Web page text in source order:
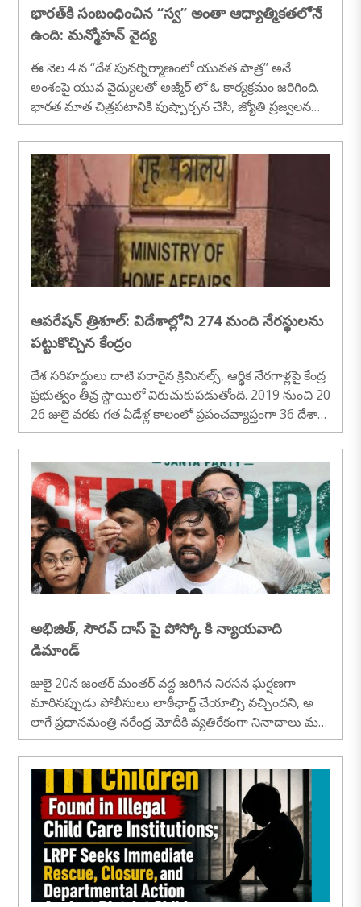
భారత్‌కి సంబంధించిన ‘‘స్వ’’ అంతా ఆధ్యాత్మికతలోనే
ఉంది: మన్మోహన్ వైద్య
ఈ నెల 4 న ‘‘దేశ పునర్నిర్మాణంలో యువత పాత్ర’’ అనే
అంశంపై యువ వైద్యులతో అజ్మీర్ లో ఓ కార్యక్రమం జరిగింది.
భారత మాత చిత్రపటానికి పుష్పార్చన చేసి, జ్యోతి ప్రజ్వలనతో
కార్యక్రమం ప్రారంభమైంది...
ఆపరేషన్ త్రిశూల్: విదేశాల్లోని 274 మంది నేరస్థులను
పట్టుకొచ్చిన కేంద్రం
దేశ సరిహద్దులు దాటి పరారైన క్రిమినల్స్, ఆర్థిక నేరగాళ్లపై కేంద్ర
ప్రభుత్వం తీవ్ర స్థాయిలో విరుచుకుపడుతోంది. 2019 నుంచి 20
26 జులై వరకు గత ఏడేళ్ల కాలంలో ప్రపంచవ్యాప్తంగా 36 దేశాల
నుంచి ఏకంగా 274 మంది పరారీలో ఉన్న నిందితులను భార
త్‌కు రప్పించినట్లు కేంద్ర హోం మంత్రిత్వ శాఖ (MHA) మంగళ
వారం ఒక ప్రకటనలో వెల్లడించింది. ఈ జాబితాలో ఉగ్రవాదులు,
గ్యాంగ్‌స్టర్లు, డ్రగ్ స్మగ్లర్లు, హత్యలు, అత్యాచారాలు మరియు
పోక్సో కేసులలో నిందితులుగా ఉన్న ప్రధాన క్రిమినల్స్ ఉ
న్నారు...
అభిజిత్, సౌరవ్ దాస్ పై పోస్కో కి న్యాయవాది
డిమాండ్
జులై 20న జంతర్ మంతర్ వద్ద జరిగిన నిరసన ఘర్షణగా
మారినప్పుడు పోలీసులు లాఠీఛార్జ్ చేయాల్సి వచ్చిందని, అ
లాగే ప్రధానమంత్రి నరేంద్ర మోదీకి వ్యతిరేకంగా నినాదాలు మ
రియు అనుచిత వ్యాఖ్యలు..